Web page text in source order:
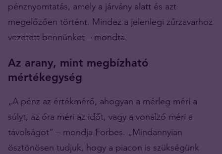
pénznyomtatás, amely a járvány alatt és azt
megelőzően történt. Mindez a jelenlegi zűrzavarhoz
vezetett bennünket – mondta.
Az arany, mint megbízható
mértékegység
„A pénz az értékmérő, ahogyan a mérleg méri a
súlyt, az óra méri az időt, vagy a vonalzó méri a
távolságot” – mondja Forbes. „Mindannyian
ösztönösen tudjuk, hogy a piacon is szükségünk